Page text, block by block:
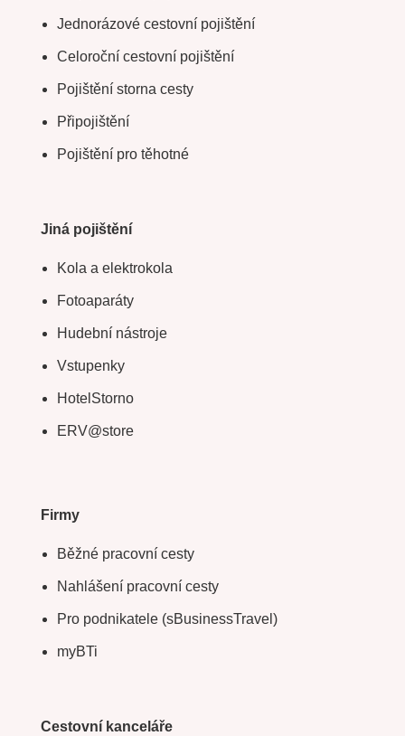
Jednorázové cestovní pojištění
Celoroční cestovní pojištění
Pojištění storna cesty
Připojištění
Pojištění pro těhotné
Jiná pojištění
Kola a elektrokola
Fotoaparáty
Hudební nástroje
Vstupenky
HotelStorno
ERV@store
Firmy
Běžné pracovní cesty
Nahlášení pracovní cesty
Pro podnikatele (sBusinessTravel)
myBTi
Cestovní kanceláře